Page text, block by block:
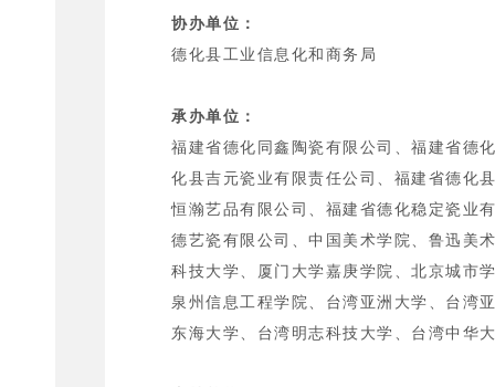
协办单位：
德化县工业信息化和商务局
承办单位：
福建省德化同鑫陶瓷有限公司、福建省德
化县吉元瓷业有限责任公司、福建省德化
恒瀚艺品有限公司、福建省德化稳定瓷业
德艺瓷有限公司、中国美术学院、鲁迅美
科技大学、厦门大学嘉庚学院、北京城市
泉州信息工程学院、台湾亚洲大学、台湾
东海大学、台湾明志科技大学、台湾中华